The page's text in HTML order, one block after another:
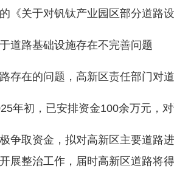
关于对钒钛产业园区部分道路设
路基础设施存在不完善问题
在的问题，高新区责任部门对道
初，已安排资金100余万元，对
取资金，拟对高新区主要道路进
展整治工作，届时高新区道路将